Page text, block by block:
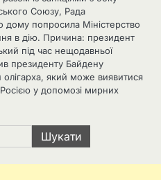
Союзу, Рада
дому попросила Міністерство
в дію. Причина: президент
під час нещодавньої
президенту Байдену
олігарха, який може виявитися
у допомозі мирних